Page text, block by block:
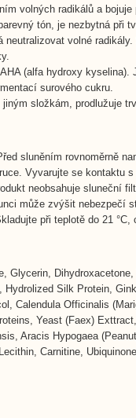
volných radikálů a
tón, je nezbytná při
neutralizovat volné
(alfa hydroxy kyselina).
surového cukru.
složkám, prodlužuje
sluněním rovnoměrně
Vyvarujte se kontaktu
neobsahuje sluneční
může zvýšit nebezpečí
při teplotě do 21 °C,
Glycerin, Dihydroxacetone,
Silk Protein,
Calendula Officinalis
Yeast (Faex)
Aracis Hypogaea
Carnitine,